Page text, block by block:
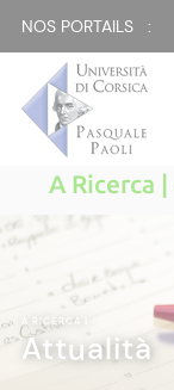
NOS PORTAILS :
A Ricerca |
A RICERCA
Attualità